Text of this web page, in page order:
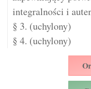
integralności i
§ 3. (uchylony)
§ 4. (uchylony)